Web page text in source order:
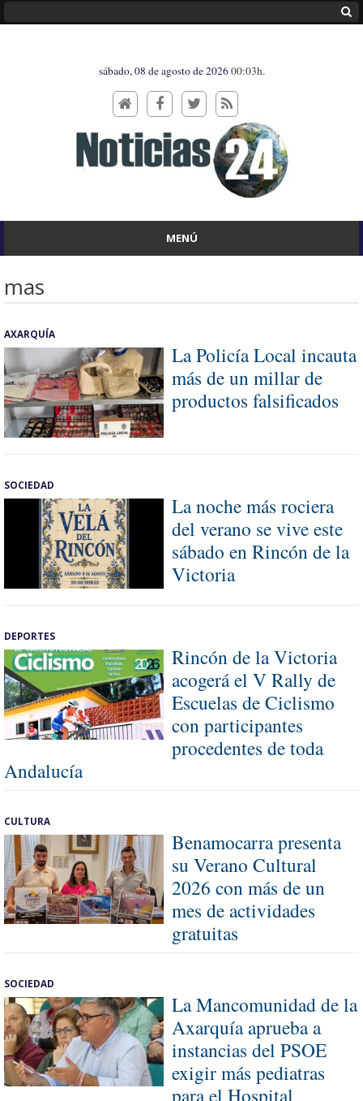
sábado, 08 de agosto de 202600:03h.
MENÚ
mas
AXARQUÍA
La Policía Local incauta
más de un millar de
productos falsificados
SOCIEDAD
La noche más rociera
del verano se vive este
sábado en Rincón de la
Victoria
DEPORTES
Rincón de la Victoria
acogerá el V Rally de
Escuelas de Ciclismo
con participantes
procedentes de toda
Andalucía
CULTURA
Benamocarra presenta
su Verano Cultural
2026 con más de un
mes de actividades
gratuitas
SOCIEDAD
La Mancomunidad de la
Axarquía aprueba a
instancias del PSOE
exigir más pediatras
para el Hospital